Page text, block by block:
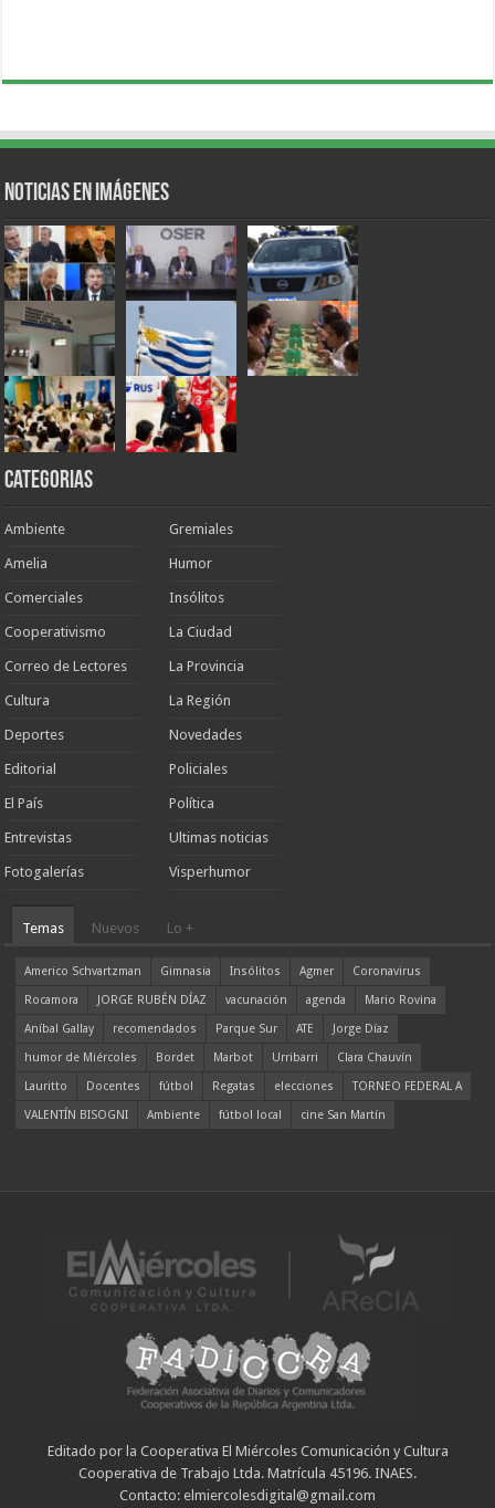
Noticias en Imágenes
Categorias
Ambiente
Amelia
Comerciales
Cooperativismo
Correo de Lectores
Cultura
Deportes
Editorial
El País
Entrevistas
Fotogalerías
Gremiales
Humor
Insólitos
La Ciudad
La Provincia
La Región
Novedades
Policiales
Política
Ultimas noticias
Visperhumor
Temas Nuevos Lo +
Americo Schvartzman Gimnasia Insólitos Agmer
Coronavirus
Rocamora
JORGE RUBÉN DÍAZ vacunación agenda
Mario Rovina
Aníbal Gallay
recomendados Parque Sur ATE
Jorge Díaz
humor de Miércoles
Bordet Marbot Urribarri
Clara Chauvín
Lauritto
Docentes fútbol Regatas elecciones
TORNEO FEDERAL A
VALENTÍN BISOGNI
Ambiente fútbol local cine San Martín
Editado por la Cooperativa El Miércoles Comunicación y Cultura
Cooperativa de Trabajo Ltda. Matrícula 45196. INAES.
Contacto: elmiercolesdigital@gmail.com